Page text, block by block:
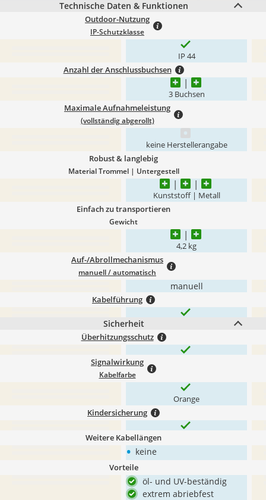
Technische Daten & Funktionen
Outdoor-Nutzung
IP-Schutzklasse
IP 44
Anzahl der Anschlussbuchsen
3 Buchsen
Maximale Aufnahmeleistung
(vollständig abgerollt)
keine Herstellerangabe
Robust & langlebig
Material Trommel | Untergestell
Kunststoff | Metall
Einfach zu transportieren
Gewicht
4,2 kg
Auf-/Abrollmechanismus
manuell / automatisch
manuell
Kabelführung
Sicherheit
Überhitzungsschutz
Signalwirkung
Kabelfarbe
Orange
Kindersicherung
Weitere Kabellängen
• keine
Vorteile
öl- und UV-beständig
extrem abriebfest